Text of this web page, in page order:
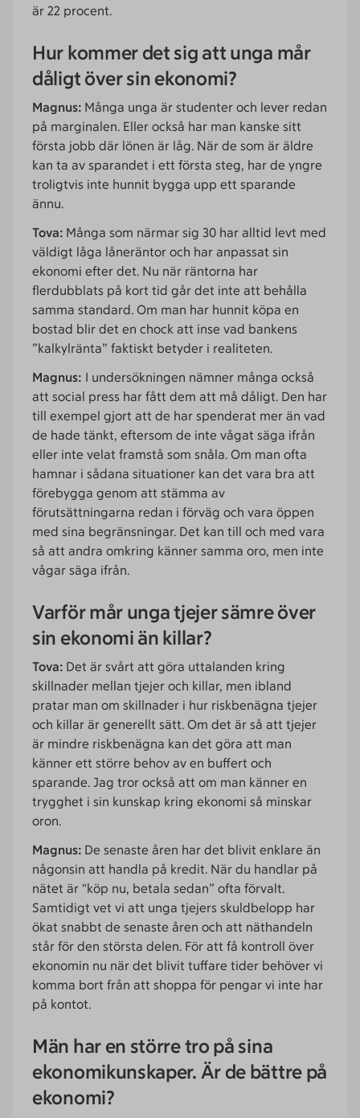
är 22 procent.
Hur kommer det sig att unga mår
dåligt över sin ekonomi?
Magnus: Många unga är studenter och lever redan
på marginalen. Eller också har man kanske sitt
första jobb där lönen är låg. När de som är äldre
kan ta av sparandet i ett första steg, har de yngre
troligtvis inte hunnit bygga upp ett sparande
ännu.
Tova: Många som närmar sig 30 har alltid levt med
väldigt låga låneräntor och har anpassat sin
ekonomi efter det. Nu när räntorna har
flerdubblats på kort tid går det inte att behålla
samma standard. Om man har hunnit köpa en
bostad blir det en chock att inse vad bankens
”kalkylränta” faktiskt betyder i realiteten.
Magnus: I undersökningen nämner många också
att social press har fått dem att må dåligt. Den har
till exempel gjort att de har spenderat mer än vad
de hade tänkt, eftersom de inte vågat säga ifrån
eller inte velat framstå som snåla. Om man ofta
hamnar i sådana situationer kan det vara bra att
förebygga genom att stämma av
förutsättningarna redan i förväg och vara öppen
med sina begränsningar. Det kan till och med vara
så att andra omkring känner samma oro, men inte
vågar säga ifrån.
Varför mår unga tjejer sämre över
sin ekonomi än killar?
Tova: Det är svårt att göra uttalanden kring
skillnader mellan tjejer och killar, men ibland
pratar man om skillnader i hur riskbenägna tjejer
och killar är generellt sätt. Om det är så att tjejer
är mindre riskbenägna kan det göra att man
känner ett större behov av en buffert och
sparande. Jag tror också att om man känner en
trygghet i sin kunskap kring ekonomi så minskar
oron.
Magnus: De senaste åren har det blivit enklare än
någonsin att handla på kredit. När du handlar på
nätet är "köp nu, betala sedan” ofta förvalt.
Samtidigt vet vi att unga tjejers skuldbelopp har
ökat snabbt de senaste åren och att näthandeln
står för den största delen. För att få kontroll över
ekonomin nu när det blivit tuffare tider behöver vi
komma bort från att shoppa för pengar vi inte har
på kontot.
Män har en större tro på sina
ekonomikunskaper. Är de bättre på
ekonomi?